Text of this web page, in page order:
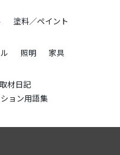
塗料／ペイント
照明
家具
材日記
ョン用語集